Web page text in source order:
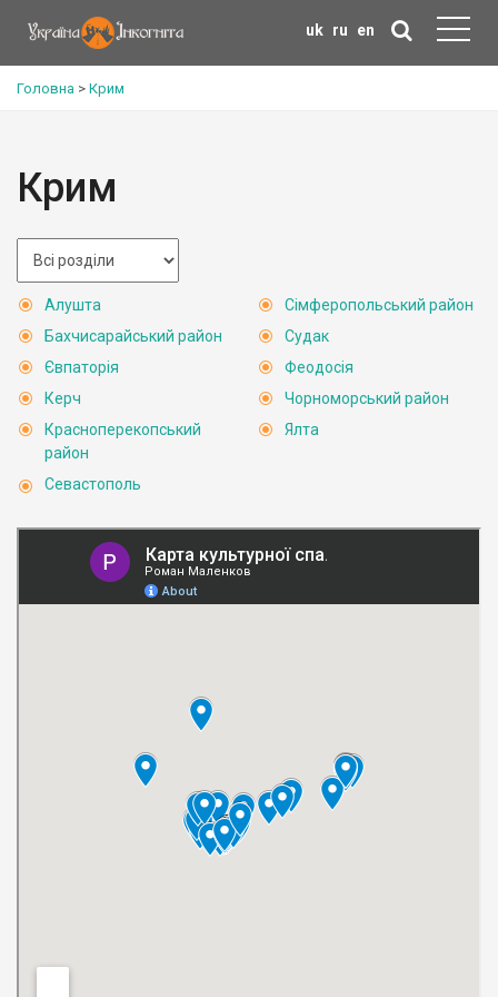
uk ru en
Головна > Крим
Крим
Алушта
Бахчисарайський район
Євпаторія
Керч
Красноперекопський
район
Севастополь
Сімферопольський район
Судак
Феодосія
Чорноморський район
Ялта